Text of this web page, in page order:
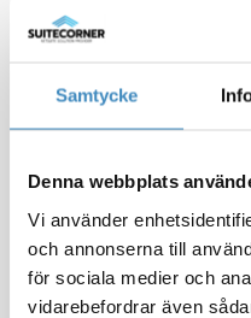
Samtycke
Denna webbplats
Vi använder
och annonserna till
för sociala medier och
vidarebefordrar även
Skapa
Genom att samla
affärsdata i samma
företag minska
datadrivna beslut.
SuiteCorner hjälper
konfigurera NetSuite